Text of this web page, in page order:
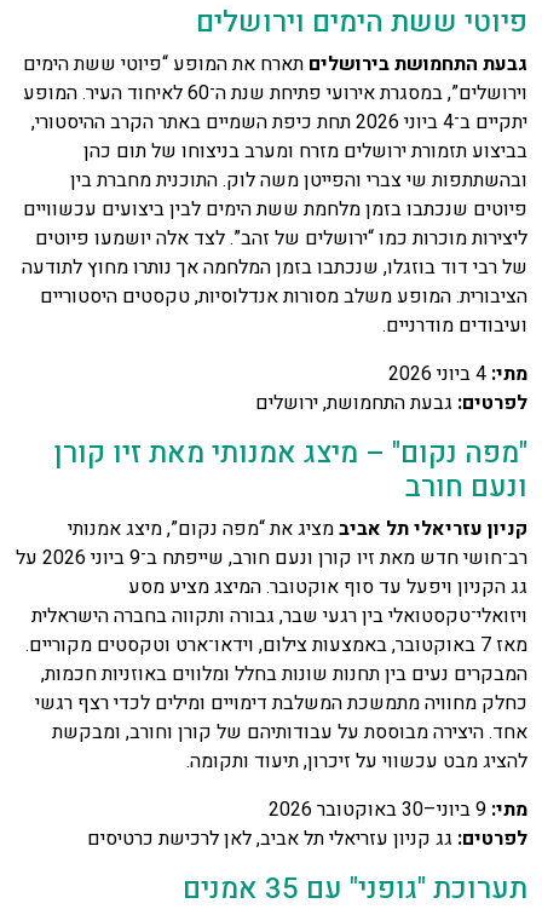
פיוטי ששת הימים וירושלים
גבעת התחמושת בירושלים תארח את המופע “פיוטי ששת הימים
וירושלים”, במסגרת אירועי פתיחת שנת ה־60 לאיחוד העיר. המופע
יתקיים ב־4 ביוני 2026 תחת כיפת השמיים באתר הקרב ההיסטורי,
בביצוע תזמורת ירושלים מזרח ומערב בניצוחו של תום כהן
ובהשתתפות שי צברי והפייטן משה לוק. התוכנית מחברת בין
פיוטים שנכתבו בזמן מלחמת ששת הימים לבין ביצועים עכשוויים
ליצירות מוכרות כמו “ירושלים של זהב”. לצד אלה יושמעו פיוטים
של רבי דוד בוזגלו, שנכתבו בזמן המלחמה אך נותרו מחוץ לתודעה
הציבורית. המופע משלב מסורות אנדלוסיות, טקסטים היסטוריים
ועיבודים מודרניים.
מתי:
לפרטים: גבעת התחמושת, ירושלים
"מפה נקום" – מיצג אמנותי מאת זיו קורן
ונעם חורב
קניון עזריאלי תל אביבמציג את “מפה נקום”, מיצג אמנותי
רב־חושי חדש מאת זיו קורן ונעם חורב, שייפתח ב־9 ביוני 2026 על
גג הקניון ויפעל עד סוף אוקטובר. המיצג מציע מסע
ויזואלי־טקסטואלי בין רגעי שבר, גבורה ותקווה בחברה הישראלית
מאז 7 באוקטובר, באמצעות צילום, וידאו־ארט וטקסטים מקוריים.
המבקרים נעים בין תחנות שונות בחלל ומלווים באוזניות חכמות,
כחלק מחוויה מתמשכת המשלבת דימויים ומילים לכדי רצף רגשי
אחד. היצירה מבוססת על עבודותיהם של קורן וחורב, ומבקשת
להציג מבט עכשווי על זיכרון, תיעוד ותקומה.
מתי:
לפרטים: גג קניון עזריאלי תל אביב, לאן לרכישת כרטיסים
תערוכת "גופני" עם 35 אמנים